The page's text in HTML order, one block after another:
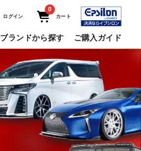
ログイン
0
カート
ブランドから探す ご購入ガイド